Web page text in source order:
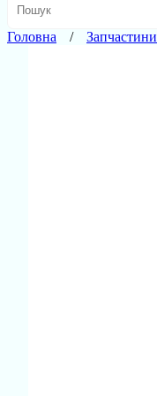
Головна Запчастини